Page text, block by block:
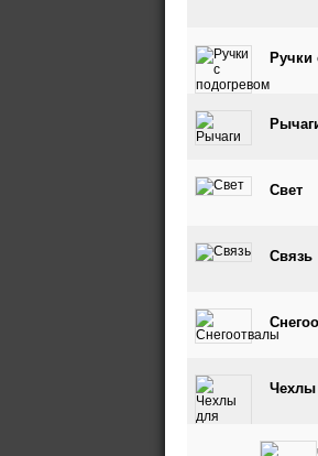
Ручки
Свет
Связь
Чехлы